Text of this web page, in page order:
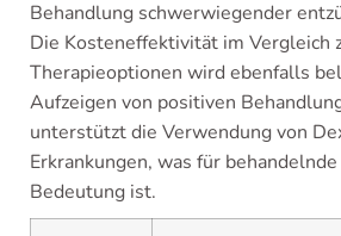
Behandlung schwerwiegender
Die Kosteneffektivität im Vergleich
Therapieoptionen wird ebenfalls
Aufzeigen von positiven
unterstützt die Verwendung von
Erkrankungen, was für
Bedeutung ist.